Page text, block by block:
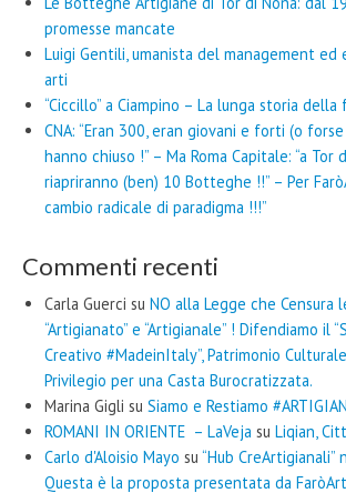
promesse mancate
Luigi Gentili, umanista del management
arti
“Ciccillo” a Ciampino – La lunga storia
CNA: “Eran 300, eran giovani e forti (o
hanno chiuso !” – Ma Roma Capitale: “a Tor
riapriranno (ben) 10 Botteghe !!” – Per
cambio radicale di paradigma !!!”
Commenti recenti
Carla Guerci su NO alla Legge che Censura
“Artigianato” e “Artigianale” ! Difendiamo il
Creativo #MadeinItaly”, Patrimonio
Privilegio per una Casta Burocratizzata.
Marina Gigli su Siamo e Restiamo
ROMANI IN ORIENTE – LaVeja su Liqian,
Carlo d'Aloisio Mayo su “Hub CreArtigianali”
Questa è la proposta presentata da